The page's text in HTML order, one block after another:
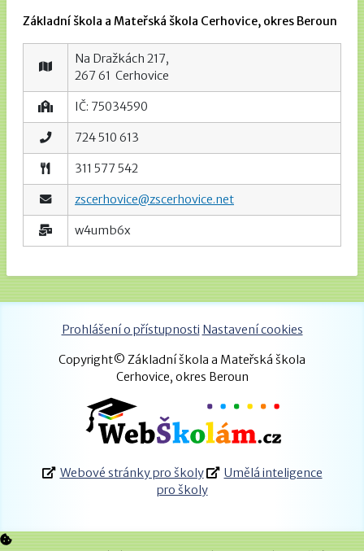
Základní škola a Mateřská škola Cerhovice, okres Beroun
Na Dražkách 217,
267 61 Cerhovice
IČ: 75034590
724 510 613
311 577 542
zscerhovice@zscerhovice.net
w4umb6x
Prohlášení o přístupnosti Nastavení cookies
Copyright© Základní škola a Mateřská škola
Cerhovice, okres Beroun
Webové stránky pro školy
Umělá inteligence
pro školy